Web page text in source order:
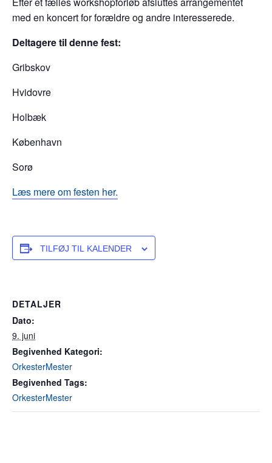
med en koncert for forældre og andre interesserede.
Deltagere til denne fest:
Gribskov
Hvidovre
Holbæk
København
Sorø
Læs mere om festen her.
TILFØJ TIL KALENDER
DETALJER
Dato:
9. juni
Begivenhed Kategori:
OrkesterMester
Begivenhed Tags:
OrkesterMester